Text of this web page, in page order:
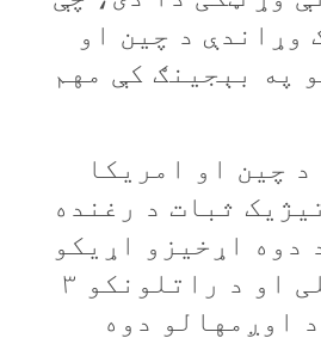
وړاندې د چين او
په بېجينګ کې مهم
چين او امريکا
ثبات د رغنده
دوه اړخيزو اړيکو
نوی لوری ټاکلی او د راتلونکو ۳
اوږمهالو دوه